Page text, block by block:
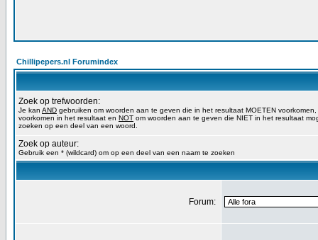
Chillipepers.nl Forumindex
Zoek op trefwoorden:
Je kan AND gebruiken om woorden aan te geven die in het resultaat MOETEN voorkomen,
voorkomen in het resultaat en NOT om woorden aan te geven die NIET in het resultaat
zoeken op een deel van een woord.
Zoek op auteur:
Gebruik een * (wildcard) om op een deel van een naam te zoeken
Forum: